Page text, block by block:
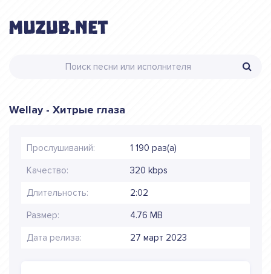
Wellay - Хитрые глаза
Прослушиваний: 1 190 раз(а)
Качество: 320 kbps
Длительность: 2:02
Размер: 4.76 MB
Дата релиза: 27 март 2023